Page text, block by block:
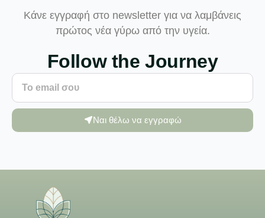
Κάνε εγγραφή στο newsletter για να λαμβάνεις
πρώτος νέα γύρω από την υγεία.
Follow the Journey
Ναι θέλω να εγγραφώ